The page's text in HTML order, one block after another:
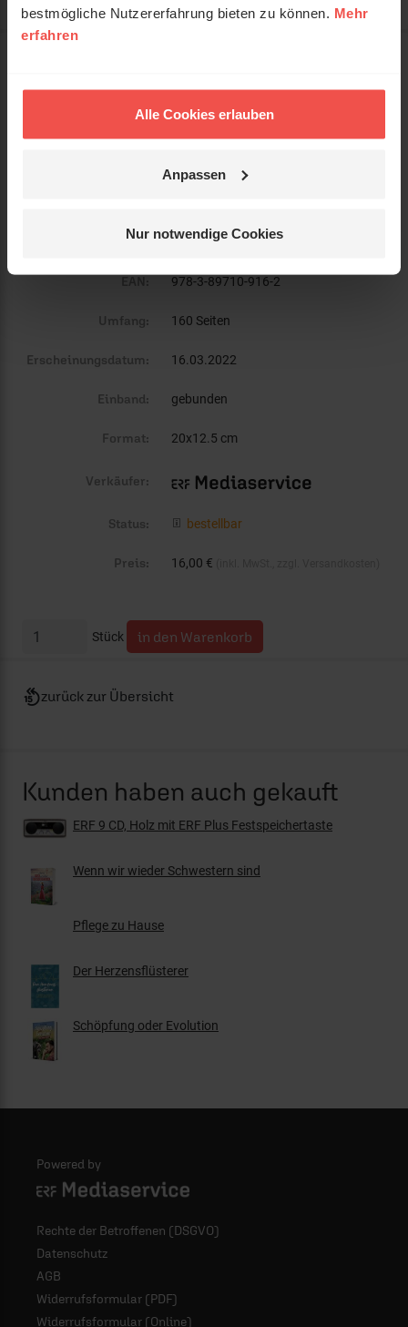
bestmögliche Nutzererfahrung bieten zu können. Mehr
erfahren
Alle Cookies erlauben
Anpassen
Nur notwendige Cookies
Titel: Wie das Summen der Bienen
Verlag: Bonifatius
978-3-89710-916-2
Umfang: 160 Seiten
Erscheinungsdatum: 16.03.2022
Einband: gebunden
Format: 20x12.5 cm
Verkäufer:
Status: bestellbar
Preis: 16,00 €
Stück
zurück zur Übersicht
Kunden haben auch gekauft
ERF 9 CD, Holz mit ERF Plus Festspeichertaste
Wenn wir wieder Schwestern sind
Pflege zu Hause
Der Herzensflüsterer
Schöpfung oder Evolution
Powered by
Logo - ERF Mediaservice
Rechte der Betroffenen (DSGVO)
Datenschutz
AGB
Widerrufsformular (PDF)
Widerrufsformular (Online)